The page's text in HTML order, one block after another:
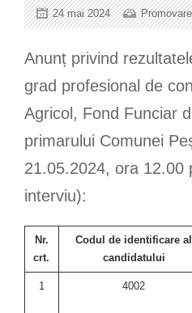
24 mai 2024 Promovare
Anunț privind
grad profesional de
Agricol, Fond Funciar
primarului Comunei
21.05.2024, ora 12.00
interviu):
Nr.
crt.
Codul de identificare al
candidatului
1 4002